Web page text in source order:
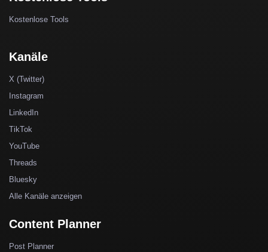
Kostenlose Tools
Kanäle
X (Twitter)
Instagram
LinkedIn
TikTok
YouTube
Threads
Bluesky
Alle Kanäle anzeigen
Content Planner
Post Planner